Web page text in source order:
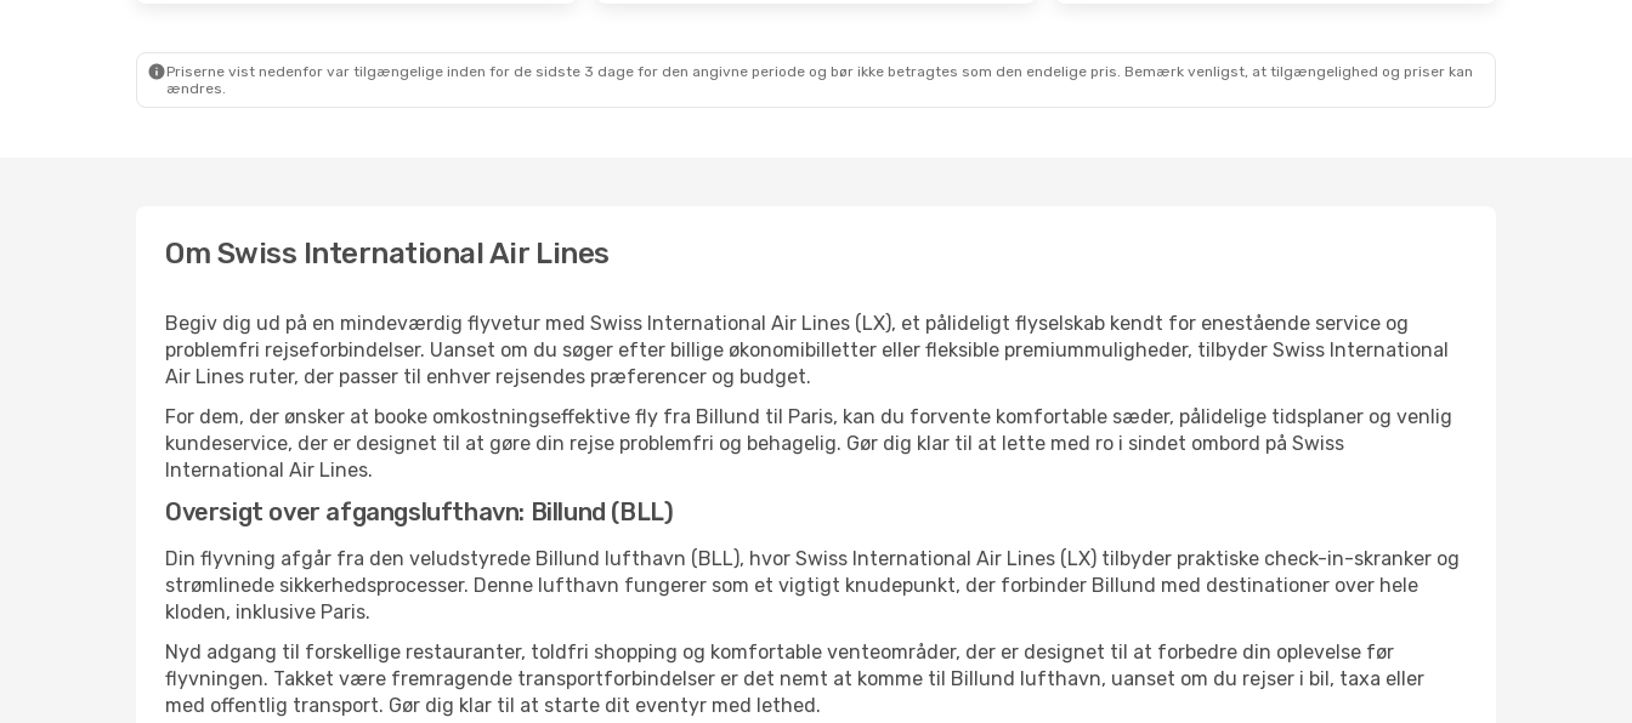
Priserne vist nedenfor var tilgængelige inden for de sidste 3 dage for den angivne periode og bør ikke betragtes som den endelige pris. Bemærk venligst, at tilgængelighed og priser kan
ændres.
Om Swiss International Air Lines
Begiv dig ud på en mindeværdig flyvetur med Swiss International Air Lines (LX), et pålideligt flyselskab kendt for enestående service og
problemfri rejseforbindelser. Uanset om du søger efter billige økonomibilletter eller fleksible premiummuligheder, tilbyder Swiss International
Air Lines ruter, der passer til enhver rejsendes præferencer og budget.
For dem, der ønsker at booke omkostningseffektive fly fra Billund til Paris, kan du forvente komfortable sæder, pålidelige tidsplaner og venlig
kundeservice, der er designet til at gøre din rejse problemfri og behagelig. Gør dig klar til at lette med ro i sindet ombord på Swiss
International Air Lines.
Oversigt over afgangslufthavn: Billund (BLL)
Din flyvning afgår fra den veludstyrede Billund lufthavn (BLL), hvor Swiss International Air Lines (LX) tilbyder praktiske check-in-skranker og
strømlinede sikkerhedsprocesser. Denne lufthavn fungerer som et vigtigt knudepunkt, der forbinder Billund med destinationer over hele
kloden, inklusive Paris.
Nyd adgang til forskellige restauranter, toldfri shopping og komfortable venteområder, der er designet til at forbedre din oplevelse før
flyvningen. Takket være fremragende transportforbindelser er det nemt at komme til Billund lufthavn, uanset om du rejser i bil, taxa eller
med offentlig transport. Gør dig klar til at starte dit eventyr med lethed.